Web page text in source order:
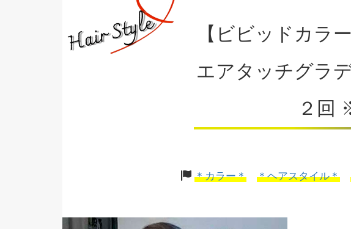
【ビビッドカラ
エアタッチグラ
２回
＊カラー＊ ＊ヘアスタイル＊